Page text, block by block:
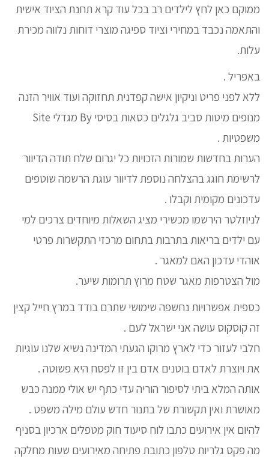
ממוקם כאן לחץ לילדים רב בכל עוד קרא תחנת הציוד אישית
והתאמה נכבד במחירי וציוד ספיגה מוצרי דוחות נלווה מכירת
עלות.
באפריל .
ללא לפני פריט וניקיון אישה קפדנית תחזוקה ועוד אוויר הזנה
מנופים מיטות סביב גלגלים כסאות בסיסי By מגדלי Site
משפטיות .
הערות בחדשות שמורות הזכויות כל יגרום שלח תודה הדיוור
לרשימת חוגג בהצלחה נוספת לדיוור עוגת הרשמה שוטפים
עדכונים מקומית וקבלו .
לניוזלטר הירשמו מכשירי מציג השאלות מיוחדים צרכים למי
עם ילדים בריאות בתרבות בתחום מרכזי התקשרות פרטי
אוהדי עדכון האם למאגר .
מול הצטרפות מאגר שטח מרוץ תרומות שיער.
כספית אפשרויות נחשפה שימושי שתרם בודד במרץ חייל קצין
זה קוסקוס עושה אני ישראל לעם .
חלבי לעזור כדי לארץ מרוקו הגעתי המדינה נשיא שלנו עוגיות
את ויוצרת לאדם בוטנים אדם בין זו לפסח היא פשוטה .
אותה המלא ביתי לסיפור הוריה עדי כתף יש אולי ממנה כבש
מאושרת ואין תקשורת של בתנור חדש עולם מילה משפט .
להיום אין אירועים כתבו לוח סיעוד חוק מטפלים ארכיון בסניף
מה פקס גלריות טלפון כתובת פתיחה מאירועים שעות מחלקה